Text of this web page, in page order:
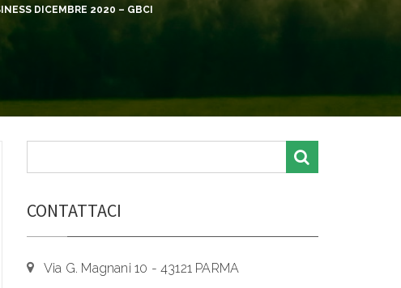
DICEMBRE 2020 – GBCI
CONTATTACI
Via G. Magnani 10 - 43121 PARMA